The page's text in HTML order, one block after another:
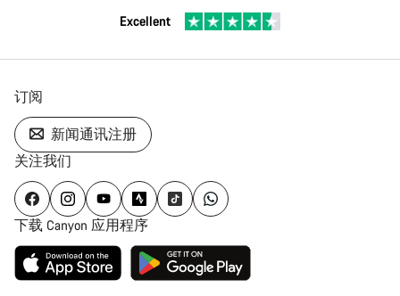
Excellent
订阅
新闻通讯注册
关注我们
下载 Canyon 应用程序